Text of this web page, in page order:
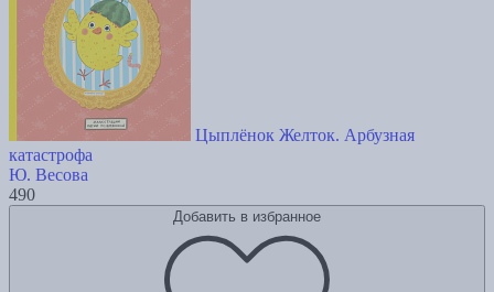
Цыплёнок Желток. Арбузная
катастрофа
Ю. Весова
490
Добавить в избранное